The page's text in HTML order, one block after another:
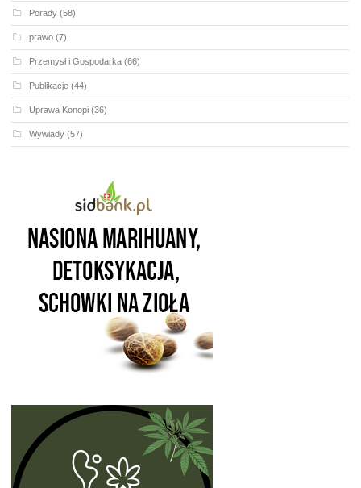
Porady (58)
prawo (7)
Przemysł i Gospodarka (66)
Publikacje (44)
Uprawa Konopi (36)
Wywiady (57)